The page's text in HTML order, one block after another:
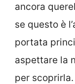
ancora
se questo è
portata
aspettare la
per scoprirla.